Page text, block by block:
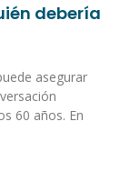
debería
asegurar
60 años. En